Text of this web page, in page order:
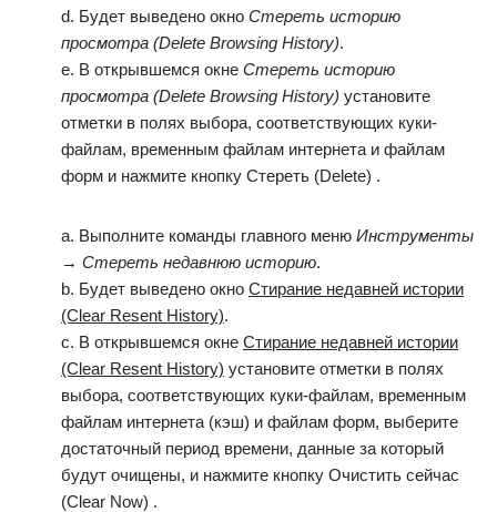
d. Будет выведено окно Стереть историю
просмотра (Delete Browsing History).
e. В открывшемся окне Стереть историю
просмотра (Delete Browsing History) установите
отметки в полях выбора, соответствующих куки-
файлам, временным файлам интернета и файлам
форм и нажмите кнопку Стереть (Delete) .
a. Выполните команды главного меню Инструменты
→ Стереть недавнюю историю.
b. Будет выведено окно Стирание недавней истории
(Clear Resent History).
c. В открывшемся окне Стирание недавней истории
(Clear Resent History) установите отметки в полях
выбора, соответствующих куки-файлам, временным
файлам интернета (кэш) и файлам форм, выберите
достаточный период времени, данные за который
будут очищены, и нажмите кнопку Очистить сейчас
(Clear Now) .